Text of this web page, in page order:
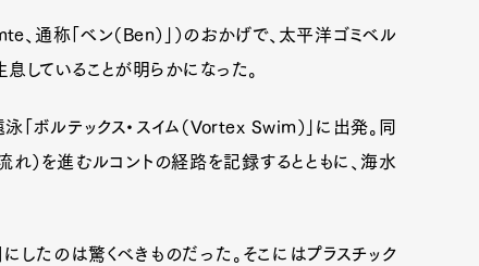
通称「ベン（Ben）」）のおかげで、太平洋ゴミベル
していることが明らかになった。
ボルテックス・スイム（Vortex Swim）」に出発。同
れ）を進むルコントの経路を記録するとともに、海水
したのは驚くべきものだった。そこにはプラスチック